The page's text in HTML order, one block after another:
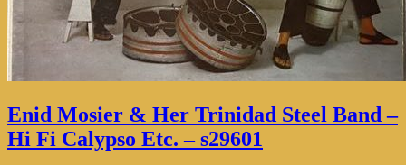
Enid Mosier & Her Trinidad Steel Band –
Hi Fi Calypso Etc. – s29601